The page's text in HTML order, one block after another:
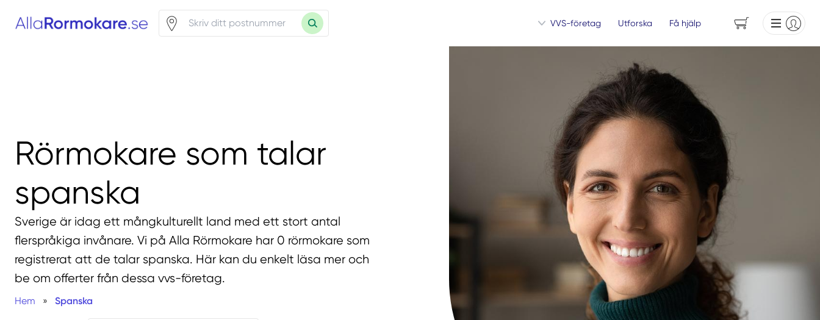
VVS-företag Utforska Få hjälp
Rörmokare som talar
spanska
Sverige är idag ett mångkulturellt land med ett stort antal
flerspråkiga invånare. Vi på Alla Rörmokare har 0 rörmokare som
registrerat att de talar spanska. Här kan du enkelt läsa mer och
be om offerter från dessa vvs-företag.
Hem » Spanska